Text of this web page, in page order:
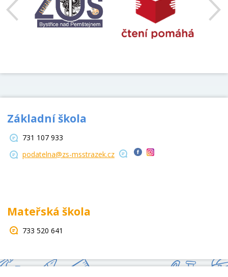
Základní škola
731 107 933
podatelna@zs-msstrazek.cz
Mateřská škola
733 520 641